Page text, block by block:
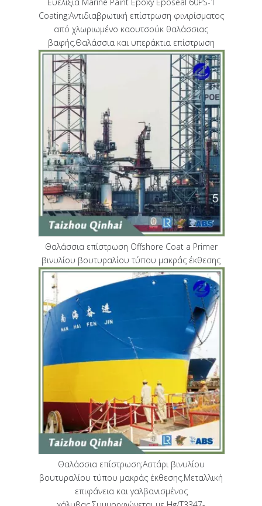
Coating;Αντιδιαβρωτική επίστρωση φινιρίσματος
από χλωριωμένο καουτσούκ θαλάσσιας
βαφής.Θαλάσσια και υπεράκτια επίστρωση
Θαλάσσια επίστρωση Offshore Coat a Primer
βινυλίου βουτυραλίου τύπου μακράς έκθεσης
Θαλάσσια επίστρωση;Αστάρι βινυλίου
βουτυραλίου τύπου μακράς έκθεσης.Μεταλλική
επιφάνεια και γαλβανισμένος